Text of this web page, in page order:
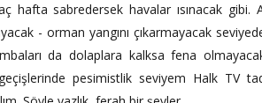
hafta sabredersek havalar ısınacak gibi.
- orman yangını çıkarmayacak
da dolaplara kalksa fena
pesimistlik seviyem Halk TV